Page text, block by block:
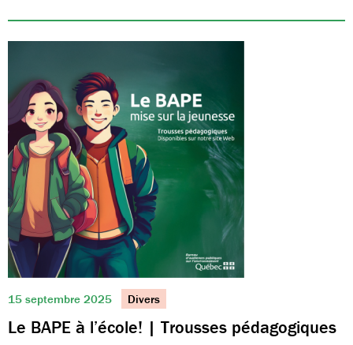
15 septembre 2025 Divers
Le BAPE à l’école! | Trousses pédagogiques